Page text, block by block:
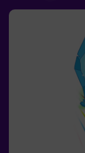
puguin
de continuar la
col·laborar,
superar tots els
real a la
autèntic èxit!
original per a
simplement per
divertida.✅